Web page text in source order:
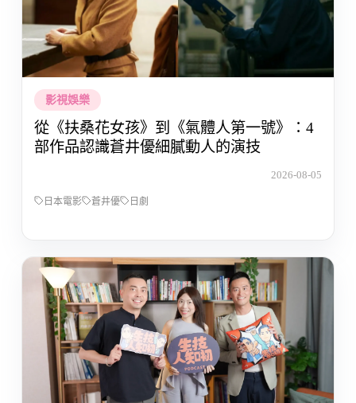
影視娛樂
從《扶桑花女孩》到《氣體人第一號》：4
部作品認識蒼井優細膩動人的演技
2026-08-05
日本電影 蒼井優 日劇